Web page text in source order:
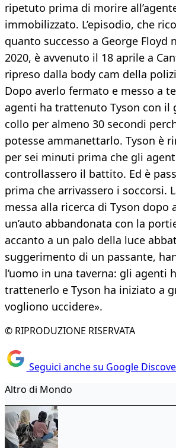
ripetuto prima di morire
immobilizzato. L’episodio, che
quanto successo a George Floyd
2020, è avvenuto il 18 aprile a
ripreso dalla body cam della
Dopo averlo fermato e messo a
agenti ha trattenuto Tyson con il
collo per almeno 30 secondi
potesse ammanettarlo. Tyson è
per sei minuti prima che gli
controllassero il battito. Ed è
prima che arrivassero i soccorsi.
messa alla ricerca di Tyson dopo
un’auto abbandonata con la
accanto a un palo della luce
suggerimento di un passante,
l’uomo in una taverna: gli agenti
trattenerlo e Tyson ha iniziato a
vogliono uccidere».
© RIPRODUZIONE RISERVATA
Seguici anche su Google
Altro di Mondo